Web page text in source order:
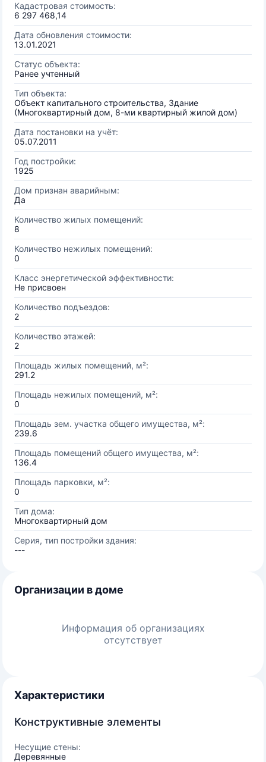
Кадастровая стоимость:
6 297 468,14
Дата обновления стоимости:
13.01.2021
Статус объекта:
Ранее учтенный
Тип объекта:
Объект капитального строительства, Здание
(Многоквартирный дом, 8-ми квартирный жилой дом)
Дата постановки на учёт:
05.07.2011
Год постройки:
1925
Дом признан аварийным:
Да
Количество жилых помещений:
8
Количество нежилых помещений:
0
Класс энергетической эффективности:
Не присвоен
Количество подъездов:
2
Количество этажей:
2
Площадь жилых помещений, м²:
291.2
Площадь нежилых помещений, м²:
0
Площадь зем. участка общего имущества, м²:
239.6
Площадь помещений общего имущества, м²:
136.4
Площадь парковки, м²:
0
Тип дома:
Многоквартирный дом
Серия, тип постройки здания:
---
Организации в доме
Информация об организациях
отсутствует
Характеристики
Конструктивные элементы
Несущие стены:
Деревянные